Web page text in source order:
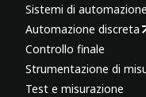
Sistemi di automazione
Automazione discreta
Controllo finale
Strumentazione di
Test e misurazione